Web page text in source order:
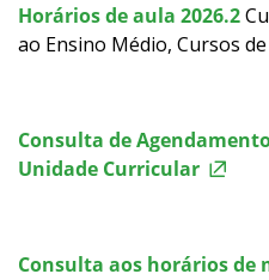
Assistência Estudantil
Bibliotecas
Horários de aula 2026.2
ao Ensino Médio, Cursos de
Consulta de
Unidade Curricular
Consulta aos horários de